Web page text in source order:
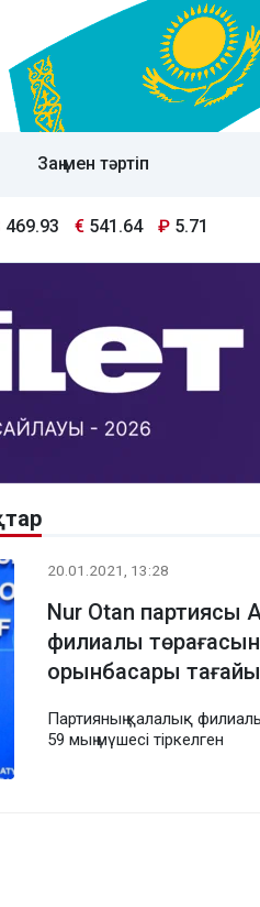
Заң мен тәртіп
469.93 € 541.64 ₽ 5.71
20.01.2021, 13:28
Nur Otan партиясы
филиалы
орынбасары
Партияның қалалық
59 мың мүшесі тіркелген